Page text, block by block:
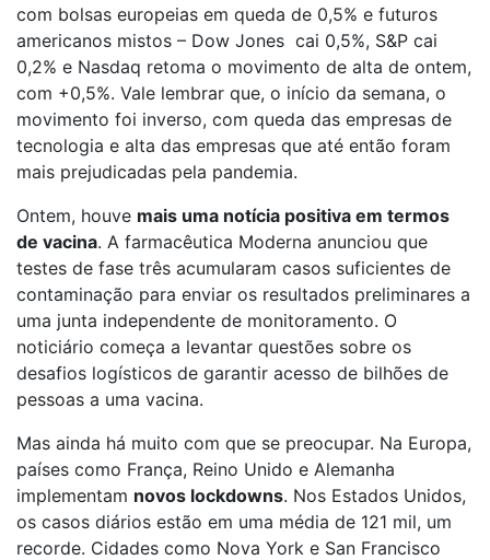
com bolsas europeias em queda de 0,5% e futuros
americanos mistos – Dow Jones cai 0,5%, S&P cai
0,2% e Nasdaq retoma o movimento de alta de ontem,
com +0,5%. Vale lembrar que, o início da semana, o
movimento foi inverso, com queda das empresas de
tecnologia e alta das empresas que até então foram
mais prejudicadas pela pandemia.
Ontem, houve mais uma notícia positiva em termos
de vacina. A farmacêutica Moderna anunciou que
testes de fase três acumularam casos suficientes de
contaminação para enviar os resultados preliminares a
uma junta independente de monitoramento. O
noticiário começa a levantar questões sobre os
desafios logísticos de garantir acesso de bilhões de
pessoas a uma vacina.
Mas ainda há muito com que se preocupar. Na Europa,
países como França, Reino Unido e Alemanha
implementam novos lockdowns. Nos Estados Unidos,
os casos diários estão em uma média de 121 mil, um
recorde. Cidades como Nova York e San Francisco